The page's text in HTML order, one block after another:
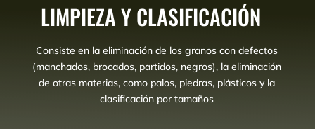
LIMPIEZA Y CLASIFICACIÓN
Consiste en la eliminación de los granos con defectos
(manchados, brocados, partidos, negros), la eliminación
de otras materias, como palos, piedras, plásticos y la
clasificación por tamaños